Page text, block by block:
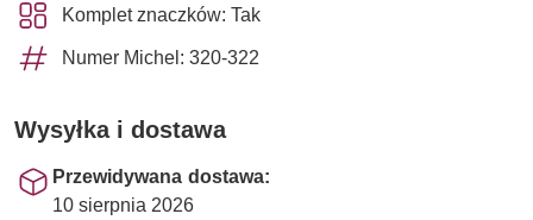
Komplet znaczków: Tak
Numer Michel: 320-322
Wysyłka i dostawa
Przewidywana dostawa:
10 sierpnia 2026